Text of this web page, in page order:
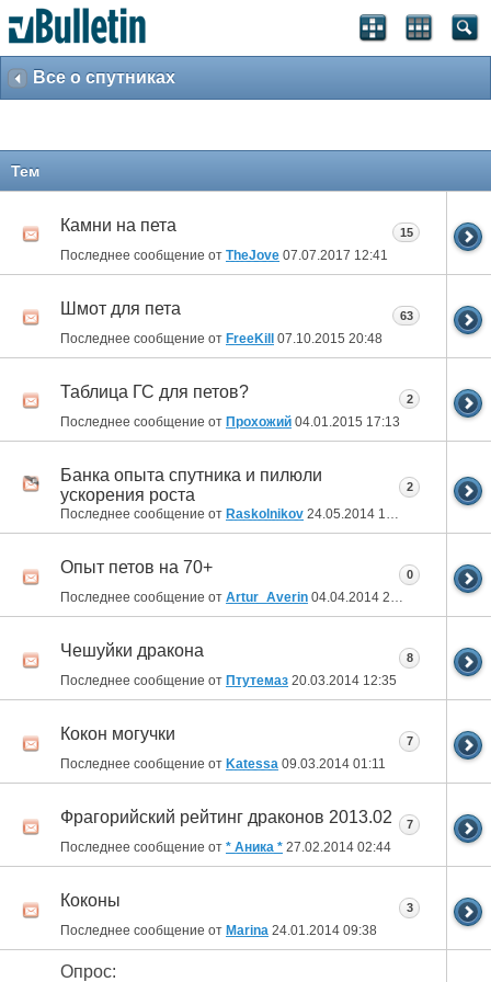
Все о спутниках
Тем
Камни на пета
Последнее сообщение от TheJove 07.07.2017 12:41
15
Шмот для пета
Последнее сообщение от FreeKill 07.10.2015 20:48
63
Таблица ГС для петов?
Последнее сообщение от Прохожий 04.01.2015 17:13
2
Банка опыта спутника и пилюли
ускорения роста
Последнее сообщение от Raskolnikov 24.05.2014 16:53
2
Опыт петов на 70+
Последнее сообщение от Artur_Averin 04.04.2014 23:26
0
Чешуйки дракона
Последнее сообщение от Птутемаз 20.03.2014 12:35
8
Кокон могучки
Последнее сообщение от Katessa 09.03.2014 01:11
7
Фрагорийский рейтинг драконов 2013.02
Последнее сообщение от * Аника * 27.02.2014 02:44
7
Коконы
Последнее сообщение от Marina 24.01.2014 09:38
3
Опрос: